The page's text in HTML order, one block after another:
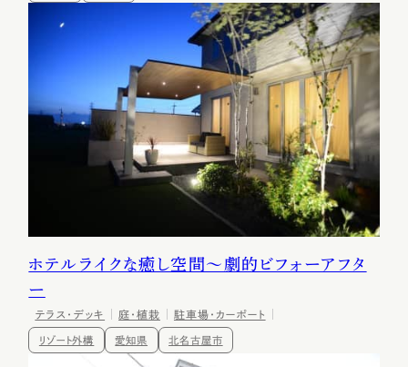
ホテルライクな癒し空間～劇的ビフォーアフタ
ー
テラス・デッキ 庭・植栽 駐車場・カーポート
リゾート外構 愛知県 北名古屋市